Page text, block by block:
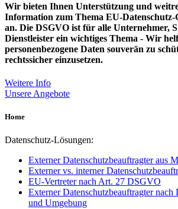
Wir bieten Ihnen Unterstützung und
Information zum Thema EU-
an. Die DSGVO ist für alle Unternehmer,
Dienstleister ein wichtiges Thema - Wir
personenbezogene Daten souverän zu
rechtssicher einzusetzen.
Weitere Info
Unsere Angebote
Home
Datenschutz-Lösungen:
Externer Datenschutzbeauftragter aus
Externer vs. interner
EU-Vertreter nach Art. 27 DSGVO
Externer Datenschutzbeauftragter
und Umgebung